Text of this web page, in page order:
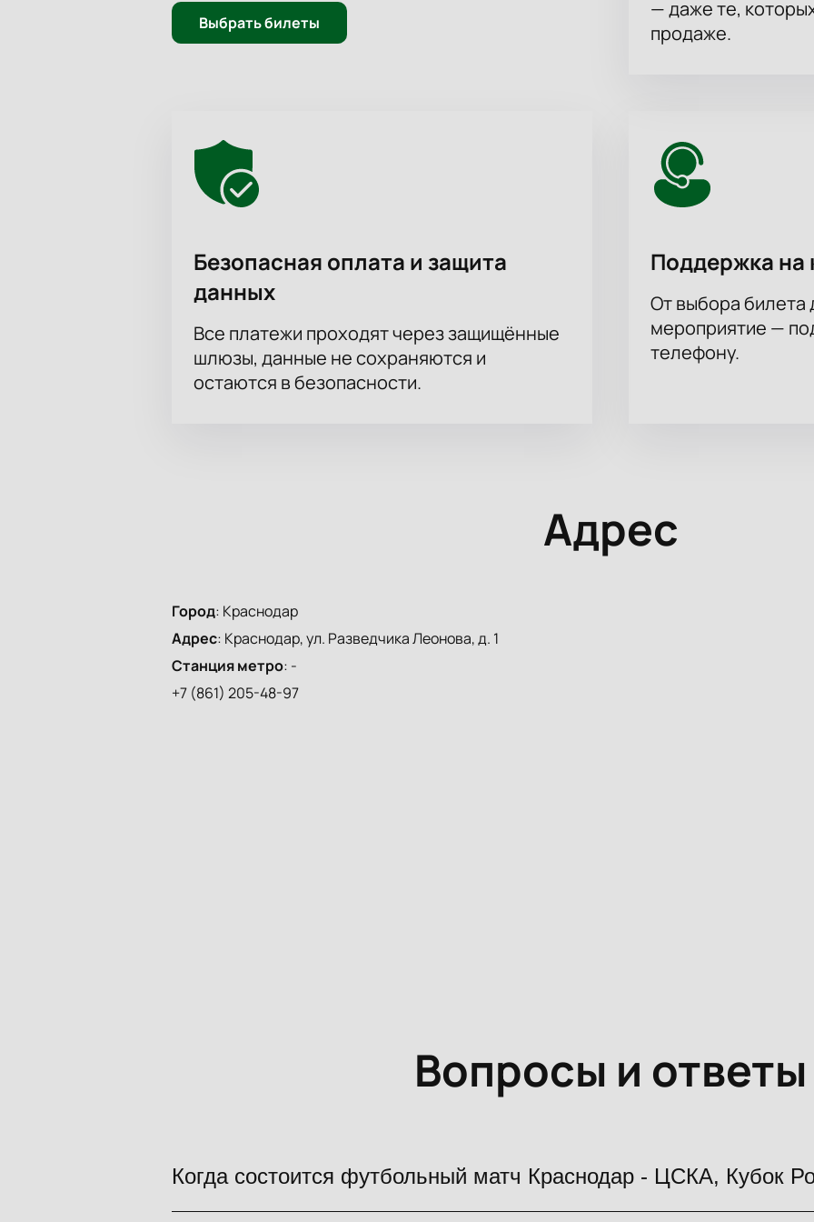
предложения и VIP-ложи с расширенным сервисом. Безопасная оплата обеспечит надежность
Закажите билеты также по телефону — менеджер подскажет оптимальные варианты и ответит
Выбрать билеты
— даже те,
продаже.
Безопасная оплата и защита
данных
Все платежи проходят через защищённые
шлюзы, данные не сохраняются и
остаются в безопасности.
Поддержка на
От выбора билета
мероприятие —
телефону.
Адрес
Город: Краснодар
Адрес: Краснодар, ул. Разведчика Леонова, д. 1
Станция метро: -
+7 (861) 205-48-97
Вопросы и ответы
Когда состоится футбольный матч Краснодар - ЦСКА, Кубок